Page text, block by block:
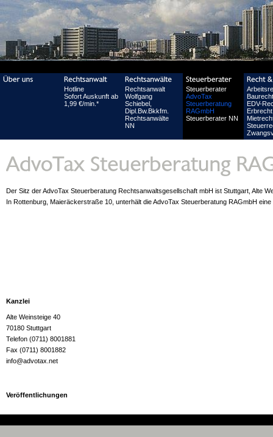
Hotline
Sofort Auskunft ab
1,99 €/min.*
Rechtsanwalt
Wolfgang
Schiebel,
Dipl.Bw.Bkkfm.
Rechtsanwälte
NN
Steuerberater
AdvoTax
Steuerberatung
RAGmbH
Steuerberater NN
Baurecht
EDV-
Erbrecht
Der Sitz der AdvoTax Steuerberatung Rechtsanwaltsgesellschaft mbH ist Stuttgart, Alte
In Rottenburg, Maieräckerstraße 10, unterhält die AdvoTax Steuerberatung RAGmbH
Kanzlei
Alte Weinsteige 40
70180 Stuttgart
Telefon (0711) 8001881
Fax (0711) 8001882
info@advotax.net
Veröffentlichungen